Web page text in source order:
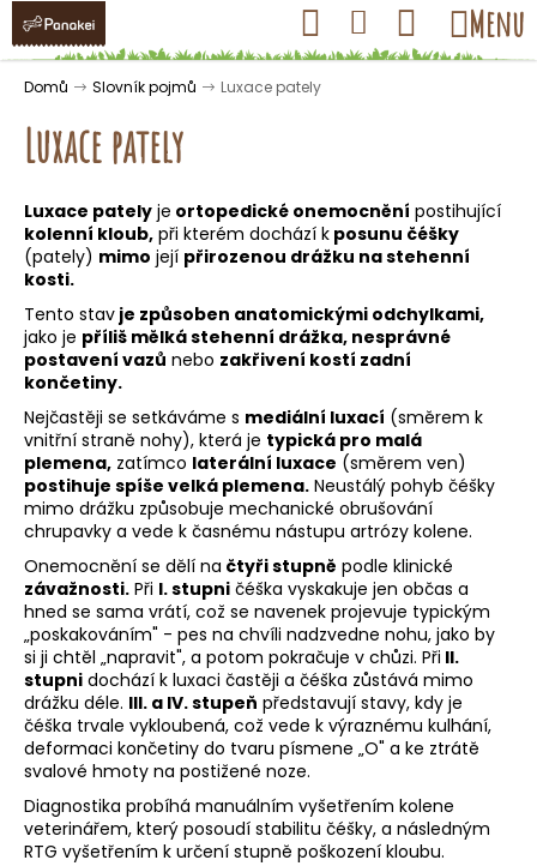
Přejít
obsah
Hledat Přihlášení
Nákupní
košík
Menu
Domů Slovník pojmů Luxace pately
Luxace pately
Luxace pately je ortopedické onemocnění postihující
kolenní kloub, při kterém dochází k posunu čéšky
(pately) mimo její přirozenou drážku na stehenní
kosti.
Tento stav je způsoben anatomickými odchylkami,
jako je příliš mělká stehenní drážka, nesprávné
postavení vazů nebo zakřivení kostí zadní
končetiny.
Nejčastěji se setkáváme s mediální luxací (směrem k
vnitřní straně nohy), která je typická pro malá
plemena, zatímco laterální luxace (směrem ven)
postihuje spíše velká plemena. Neustálý pohyb čéšky
mimo drážku způsobuje mechanické obrušování
chrupavky a vede k časnému nástupu artrózy kolene.
Onemocnění se dělí na čtyři stupně podle klinické
závažnosti. Při I. stupni čéška vyskakuje jen občas a
hned se sama vrátí, což se navenek projevuje typickým
„poskakováním" - pes na chvíli nadzvedne nohu, jako by
si ji chtěl „napravit", a potom pokračuje v chůzi. Při II.
stupni dochází k luxaci častěji a čéška zůstává mimo
drážku déle. III. a IV. stupeň představují stavy, kdy je
čéška trvale vykloubená, což vede k výraznému kulhání,
deformaci končetiny do tvaru písmene „O" a ke ztrátě
svalové hmoty na postižené noze.
Diagnostika probíhá manuálním vyšetřením kolene
veterinářem, který posoudí stabilitu čéšky, a následným
RTG vyšetřením k určení stupně poškození kloubu.
K
o Zpět
Zpět
C
o
p
o
t
ř
e
b
u
j
e
t
e
n
a
j
í
t
?